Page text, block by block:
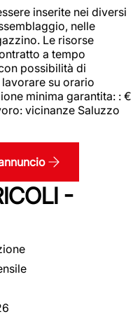
inserite nei diversi
nelle
Le risorse
a tempo
possibilità di
su orario
minima garantita: : €
vicinanze Saluzzo
-